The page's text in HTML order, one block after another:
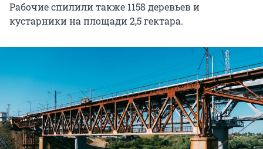
Рабочие спилили также 1158 деревьев и
кустарники на площади 2,5 гектара.